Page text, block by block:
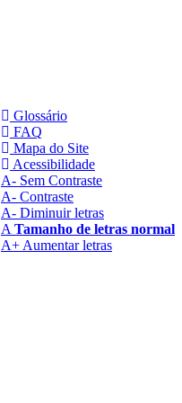
Glossário
FAQ
Mapa do Site
Acessibilidade
A- Sem Contraste
A- Contraste
A- Diminuir letras
A Tamanho de letras normal
A+ Aumentar letras